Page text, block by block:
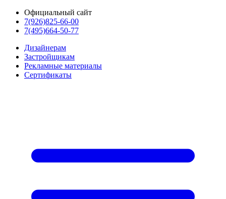
Официальный сайт
7(926)825-66-00
7(495)664-50-77
Дизайнерам
Застройщикам
Рекламные материалы
Сертификаты